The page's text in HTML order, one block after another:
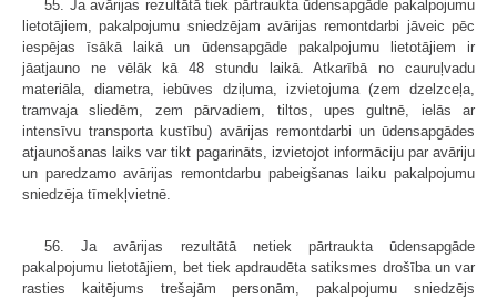
55. Ja avārijas rezultātā tiek pārtraukta ūdensapgāde pakalpojumu
lietotājiem, pakalpojumu sniedzējam avārijas remontdarbi jāveic pēc
iespējas īsākā laikā un ūdensapgāde pakalpojumu lietotājiem ir
jāatjauno ne vēlāk kā 48 stundu laikā. Atkarībā no cauruļvadu
materiāla, diametra, iebūves dziļuma, izvietojuma (zem dzelzceļa,
tramvaja sliedēm, zem pārvadiem, tiltos, upes gultnē, ielās ar
intensīvu transporta kustību) avārijas remontdarbi un ūdensapgādes
atjaunošanas laiks var tikt pagarināts, izvietojot informāciju par avāriju
un paredzamo avārijas remontdarbu pabeigšanas laiku pakalpojumu
sniedzēja tīmekļvietnē.
56. Ja avārijas rezultātā netiek pārtraukta ūdensapgāde
pakalpojumu lietotājiem, bet tiek apdraudēta satiksmes drošība un var
rasties kaitējums trešajām personām, pakalpojumu sniedzējs